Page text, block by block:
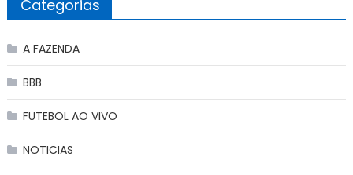
Categorias
A FAZENDA
BBB
FUTEBOL AO VIVO
NOTICIAS